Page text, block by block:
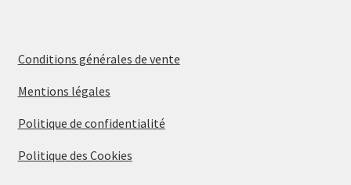
Conditions générales de vente
Mentions légales
Politique de confidentialité
Politique des Cookies